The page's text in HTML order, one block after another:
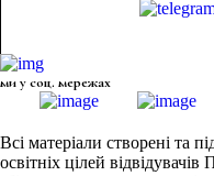
ми у соц. мережах
Всі матеріали створені та
освітніх цілей